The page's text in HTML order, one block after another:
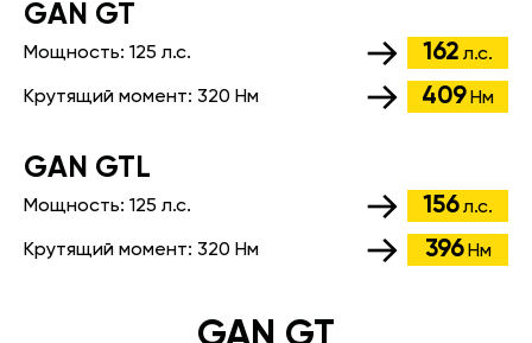
GАN GT
Мощность: 125 л.с. 162 л.с.
Крутящий момент: 320 Нм 409 Нм
GАN GTL
Мощность: 125 л.с. 156л.с.
Крутящий момент: 320 Нм 396 Нм